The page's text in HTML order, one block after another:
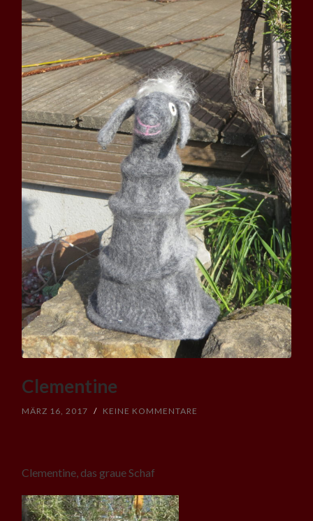
Clementine
MÄRZ 16, 2017 / KEINE KOMMENTARE
Clementine, das graue Schaf